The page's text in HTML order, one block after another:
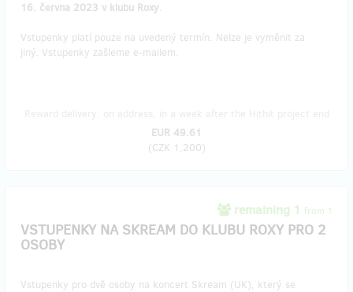
16. června 2023 v klubu Roxy.
Vstupenky platí pouze na uvedený termín. Nelze je vyměnit za
jiný. Vstupenky zašleme e-mailem.
EUR 49.61
(CZK 1,200)
remaining 1 from 1
VSTUPENKY NA SKREAM DO KLUBU ROXY PRO 2
OSOBY
Vstupenky pro dvě osoby na koncert Skream (UK), který se